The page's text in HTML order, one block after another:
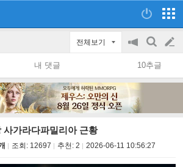
전체보기
공
지
on/off
검
색
글
쓰
내 댓글 10추글
사가라다파밀리아 근황
조회: 12697 추천: 2 2026-06-11 10:56:27